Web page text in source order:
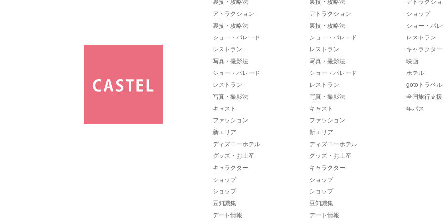
裏技・攻略法
アトラクション
裏技・攻略法
ショー・パレード
レストラン
写真・撮影法
ショー・パレード
レストラン
写真・撮影法
キャスト
ファッション
新エリア
ディズニーホテル
グッズ・お土産
キャラクター
ショップ
ショップ
豆知識集
デート情報
裏技・攻略法
アトラクション
裏技・攻略法
ショー・パレード
レストラン
写真・撮影法
ショー・パレード
レストラン
写真・撮影法
キャスト
ファッション
新エリア
ディズニーホテル
グッズ・お土産
キャラクター
ショップ
ショップ
豆知識集
デート情報
アトラクシ
ショップ
ショー・パ
レストラン
キャラクター
映画
ホテル
gotoトラベル
全国旅行支援
年パス